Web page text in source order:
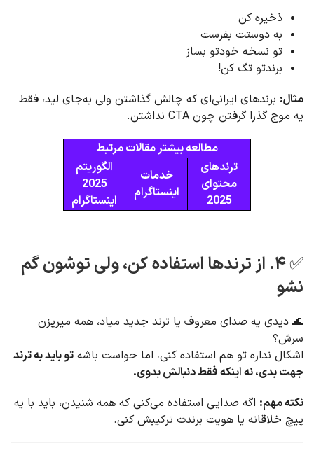
ذخیره کن
به دوستت بفرست
تو نسخه خودتو بساز
برندتو تگ کن!
مثال: برندهای ایرانی‌ای که چالش گذاشتن ولی به‌جای لید، فقط
یه موج گذرا گرفتن چون CTA نداشتن.
مطالعه بیشتر مقالات مرتبط
ترندهای
محتوای
2025
خدمات
اینستاگرام
الگوریتم
2025
اینستاگرام
✅ ۴. از ترندها استفاده کن، ولی توشون گم
نشو
🌊 دیدی یه صدای معروف یا ترند جدید میاد، همه میریزن
سرش؟
اشکال نداره تو هم استفاده کنی، اما حواست باشه تو باید به ترند
جهت بدی، نه اینکه فقط دنبالش بدوی.
نکته مهم: اگه صدایی استفاده می‌کنی که همه شنیدن، باید با یه
پیچ خلاقانه یا هویت برندت ترکیبش کنی.